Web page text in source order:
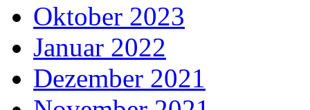
Oktober 2023
Januar 2022
Dezember 2021